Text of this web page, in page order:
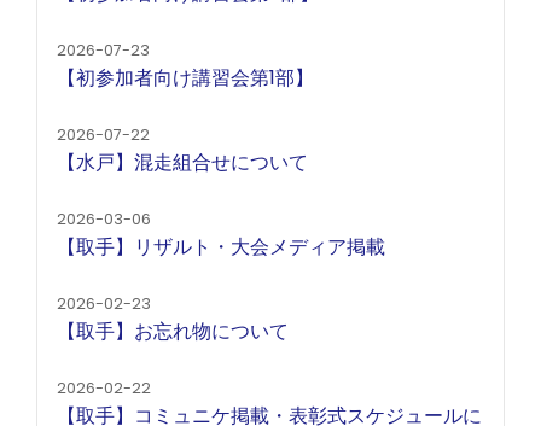
2026-07-23
【初参加者向け講習会第1部】
2026-07-22
【水戸】混走組合せについて
2026-03-06
【取手】リザルト・大会メディア掲載
2026-02-23
【取手】お忘れ物について
2026-02-22
【取手】コミュニケ掲載・表彰式スケジュールに